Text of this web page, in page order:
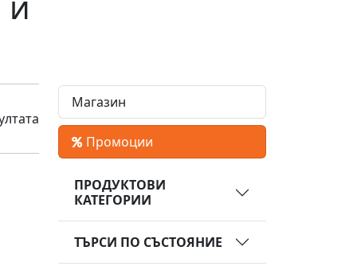
Магазин
Промоции
ПРОДУКТОВИ
КАТЕГОРИИ
ТЪРСИ ПО СЪСТОЯНИЕ